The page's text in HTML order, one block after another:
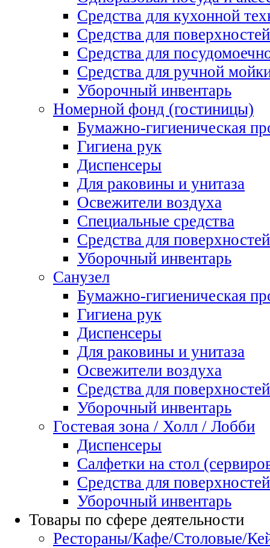
Средства для кухонной
Средства для поверхностей
Средства для
Средства для ручной
Уборочный инвентарь
Номерной фонд (гостиницы)
Бумажно-гигиеническая
Гигиена рук
Диспенсеры
Для раковины и унитаза
Освежители воздуха
Специальные средства
Средства для поверхностей
Уборочный инвентарь
Санузел
Бумажно-гигиеническая
Гигиена рук
Диспенсеры
Для раковины и унитаза
Освежители воздуха
Средства для поверхностей
Уборочный инвентарь
Гостевая зона / Холл / Лобби
Диспенсеры
Салфетки на стол
Средства для поверхностей
Уборочный инвентарь
Товары по сфере деятельности
Рестораны/Кафе/Столовые/